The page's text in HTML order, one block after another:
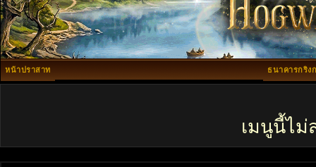
หน้าปราสาท ธนาคารกริง
เมนูนี้ไม่